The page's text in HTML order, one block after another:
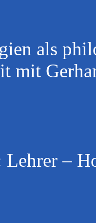
als
mit
Lehrer –